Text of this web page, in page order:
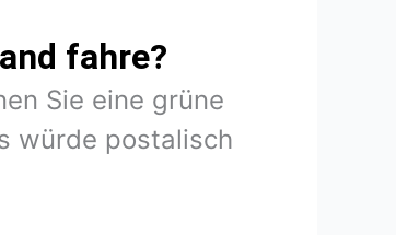
fahre?
Sie eine grüne
würde postalisch